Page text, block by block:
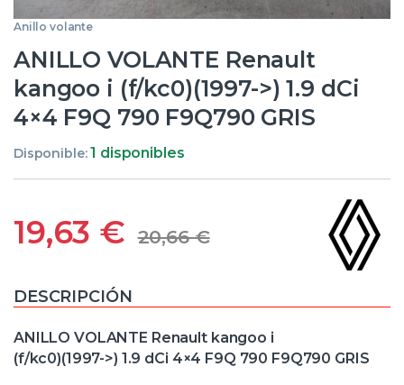
Anillo volante
ANILLO VOLANTE Renault
kangoo i (f/kc0)(1997->) 1.9 dCi
4×4 F9Q 790 F9Q790 GRIS
Disponible:1 disponibles
19,63 € 20,66€
DESCRIPCIÓN
ANILLO VOLANTE Renault kangoo i
(f/kc0)(1997->) 1.9 dCi 4×4 F9Q 790 F9Q790 GRIS